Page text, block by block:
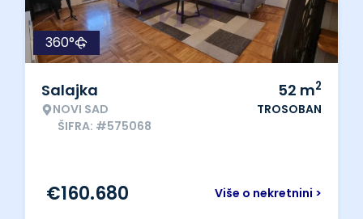
360°
Salajka
NOVI SAD
ŠIFRA: #575068
52 m2
TROSOBAN
Više o nekretnini >
€160.680